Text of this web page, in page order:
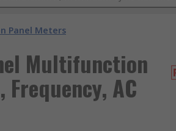
Panel Meters
Multifunction
AC